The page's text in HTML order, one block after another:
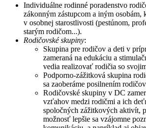
Individuálne rodinné poradenstvo
zákonným zástupcom a iným osobám,
v osobnej starostlivosti (pestúnom,
starým rodičom...).
Rodičovské skupiny:
Skupina pre rodičov a deti v
zameraná na edukáciu a
vedia realizovať rodičia so
Podporno-zážitková skupina
sa zaoberáme posilnením
Rodičovské skupiny v DC
vzťahov medzi rodičmi a ich
spoločných zážitkových aktivít,
možnosť lepšie sa vzájomne